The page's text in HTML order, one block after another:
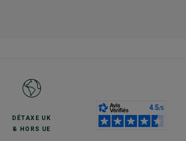
DÉTAXE UK
& HORS UE